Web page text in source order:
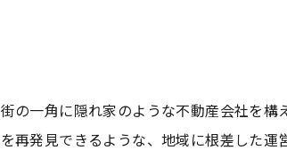
の一角に隠れ家のような不動産会社を構
再発見できるような、地域に根差した運